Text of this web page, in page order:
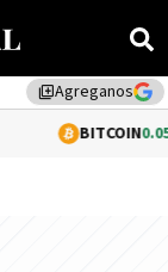
library_addAgreganos
0.05%